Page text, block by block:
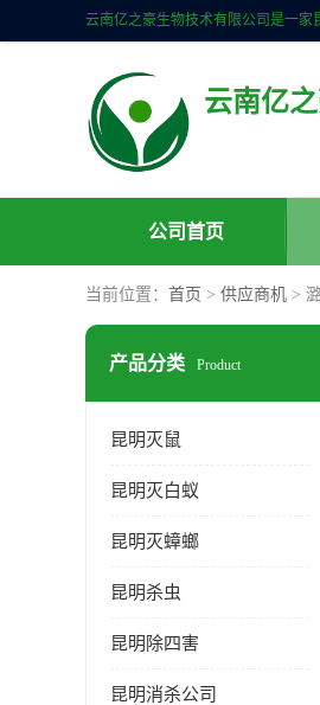
云南亿
公司首页
当前位置： 首页 > 供应商机 >
产品分类 Product
昆明灭鼠
昆明灭白蚁
昆明灭蟑螂
昆明杀虫
昆明除四害
昆明消杀公司